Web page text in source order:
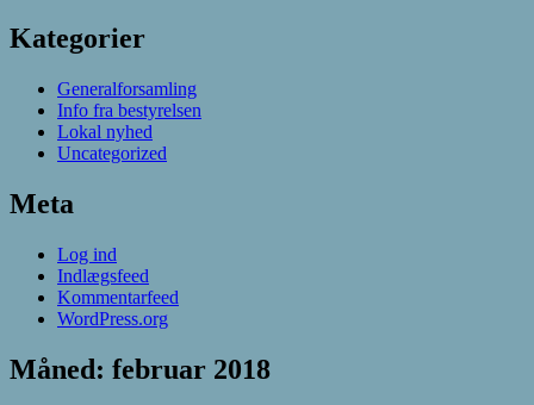
Kategorier
Generalforsamling
Info fra bestyrelsen
Lokal nyhed
Uncategorized
Meta
Log ind
Indlægsfeed
Kommentarfeed
WordPress.org
Måned: februar 2018